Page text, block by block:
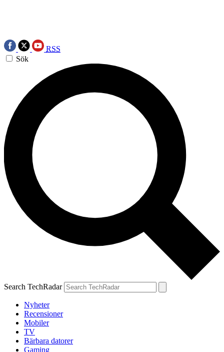
RSS
Sök
Search TechRadar
Nyheter
Recensioner
Mobiler
TV
Bärbara datorer
Gaming